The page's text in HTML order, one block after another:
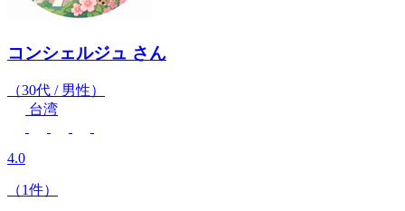
コンシェルジュ さん
（30代 / 男性）
台湾
4.0
（1件）